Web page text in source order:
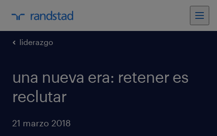
liderazgo
una nueva era: retener es
reclutar
21 marzo 2018